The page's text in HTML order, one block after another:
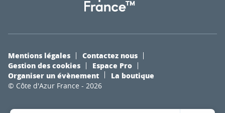
© Côte d'Azur France - 2026
Mentions légales
Contactez nous
Gestion des cookies
Espace Pro
Organiser un évènement
La boutique